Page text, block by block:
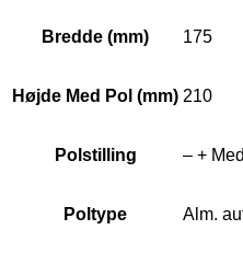
Bredde (mm) 175
Højde Med Pol (mm) 210
Polstilling – +
Poltype Alm.